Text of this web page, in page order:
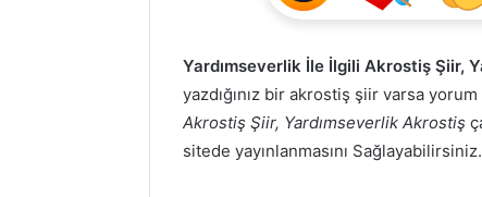
Yardımseverlik İle İlgili Akrostiş Şiir,
yazdığınız bir akrostiş şiir varsa
Akrostiş Şiir, Yardımseverlik Akrostiş
sitede yayınlanmasını Sağlayabilirsiniz.